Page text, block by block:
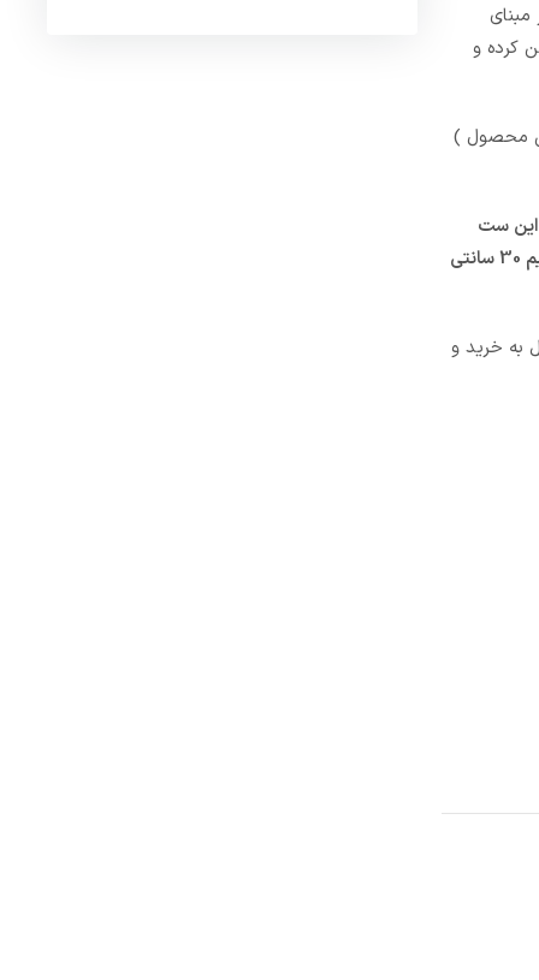
کرده و
محصول )
این ست
کنترل دارای طول سیم 1 متری است که سبب شده است از نظر نیاز به طول سیم کاملا” بی نیاز شوید (اکثر ست کنترل های مشابه دارای طول سیم 30 سانتی
به خرید و